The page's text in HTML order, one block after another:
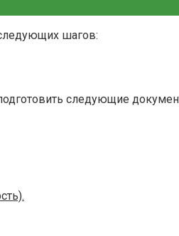
следующих шагов:
следующие